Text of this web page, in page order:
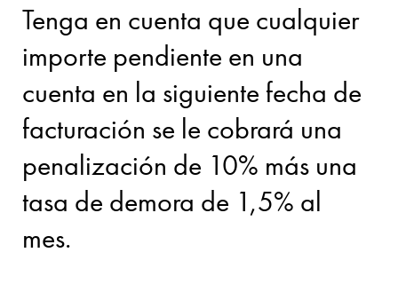
Tenga en cuenta que cualquier
importe pendiente en una
cuenta en la siguiente fecha de
facturación se le cobrará una
penalización de 10% más una
tasa de demora de 1,5% al
mes.